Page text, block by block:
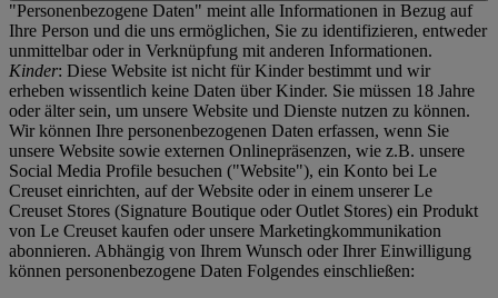
"Personenbezogene Daten" meint alle Informationen in Bezug auf
Ihre Person und die uns ermöglichen, Sie zu identifizieren, entweder
unmittelbar oder in Verknüpfung mit anderen Informationen.
Kinder: Diese Website ist nicht für Kinder bestimmt und wir
erheben wissentlich keine Daten über Kinder. Sie müssen 18 Jahre
oder älter sein, um unsere Website und Dienste nutzen zu können.
Wir können Ihre personenbezogenen Daten erfassen, wenn Sie
unsere Website sowie externen Onlinepräsenzen, wie z.B. unsere
Social Media Profile besuchen ("Website"), ein Konto bei Le
Creuset einrichten, auf der Website oder in einem unserer Le
Creuset Stores (Signature Boutique oder Outlet Stores) ein Produkt
von Le Creuset kaufen oder unsere Marketingkommunikation
abonnieren. Abhängig von Ihrem Wunsch oder Ihrer Einwilligung
können personenbezogene Daten Folgendes einschließen: